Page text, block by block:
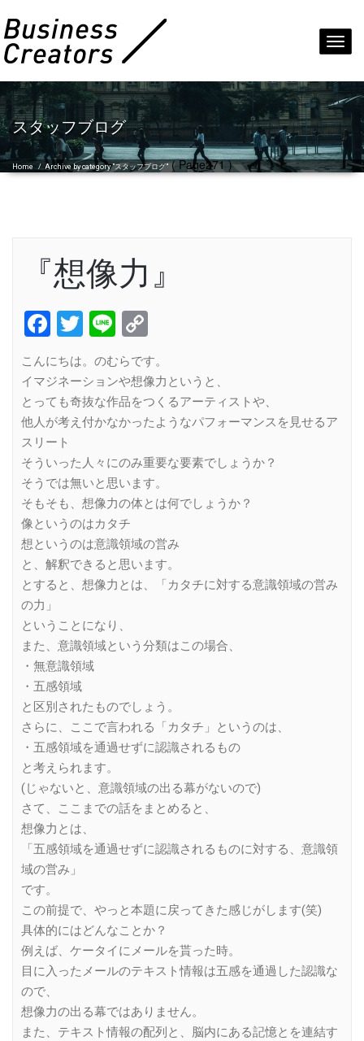
スタッフブログ
Home /Archive by category "スタッフブログ"( Page271 )
『想像力』
Facebook
Twitter
Line
Link
こんにちは。のむらです。
イマジネーションや想像力というと、
とっても奇抜な作品をつくるアーティストや、
他人が考え付かなかったようなパフォーマンスを見せるア
スリート
そういった人々にのみ重要な要素でしょうか？
そうでは無いと思います。
そもそも、想像力の体とは何でしょうか？
像というのはカタチ
想というのは意識領域の営み
と、解釈できると思います。
とすると、想像力とは、「カタチに対する意識領域の営み
の力」
ということになり、
また、意識領域という分類はこの場合、
・無意識領域
・五感領域
と区別されたものでしょう。
さらに、ここで言われる「カタチ」というのは、
・五感領域を通過せずに認識されるもの
と考えられます。
(じゃないと、意識領域の出る幕がないので)
さて、ここまでの話をまとめると、
想像力とは、
「五感領域を通過せずに認識されるものに対する、意識領
域の営み」
です。
この前提で、やっと本題に戻ってきた感じがします(笑)
具体的にはどんなことか？
例えば、ケータイにメールを貰った時。
目に入ったメールのテキスト情報は五感を通過した認識な
ので、
想像力の出る幕ではありません。
また、テキスト情報の配列と、脳内にある記憶とを連結す